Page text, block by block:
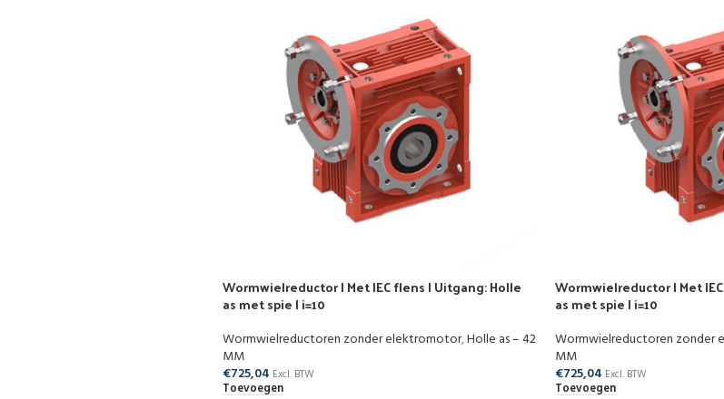
Wormwielreductor | Met IEC flens | Uitgang: Holle
as met spie | i=10
Wormwielreductoren zonder elektromotor,Holle as – 42
MM
€725,04 Excl. BTW
Toevoegen
Wormwielreductor | Met
as met spie | i=10
Wormwielreductoren zonder
MM
€725,04 Excl. BTW
Toevoegen